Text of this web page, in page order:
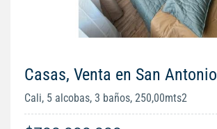
Casas, Venta en San Antonio
Cali, 5 alcobas, 3 baños, 250,00mts2